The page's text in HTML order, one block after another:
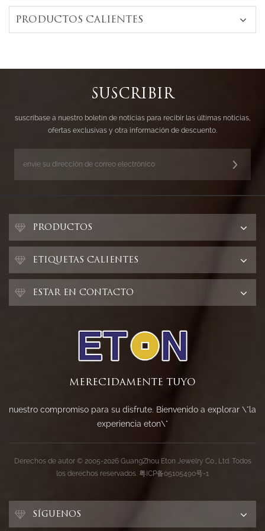
PRODUCTOS CALIENTES
SUSCRIBIR
suscríbase a nuestro boletín de noticias para recibir las últimas noticias,
ofertas exclusivas y otra información de descuento.
PRODUCTOS
ETIQUETAS CALIENTES
ESTAR EN CONTACTO
MERECIDAMENTE TUYO
nuestro compromiso para su disfrute. Bienvenido a explorar \"la
experiencia eton\"
Derechos de autor © 2005-2026 GuangZhou Eton Jewelry Co., Ltd. Todos
los derechos reservados. 粤ICP备05105490号-1
SÍGUENOS